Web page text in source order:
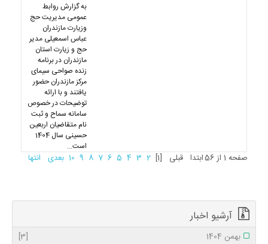
به گزارش روابط
عمومی مدیریت حج
وزیارت مازندران
عباس اسمعیلی مدیر
حج و زیارت استان
مازندران در برنامه
زنده صواحی سیمای
مرکز مازندران حضور
یافتند و با ارائه
توضیحات در خصوص
سامانه سماح و ثبت
نام متقاضیان اربعین
حسینی سال 1404
است...
صفحه 1 از 56 ابتدا قبلی [1]
2
3
4
5
6
7
8
9
10 بعدی انتها
آرشیو اخبار
بهمن 1404
[3]